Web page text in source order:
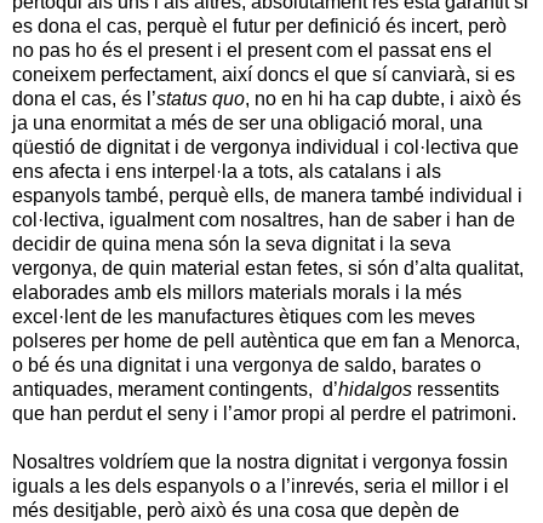
es dona el cas, perquè el futur per definició és incert, però
no pas ho és el present i el present com el passat ens el
coneixem perfectament, així doncs el que sí canviarà, si es
dona el cas, és l’status quo, no en hi ha cap dubte, i això és
ja una enormitat a més de ser una obligació moral, una
qüestió de dignitat i de vergonya individual i col·lectiva que
ens afecta i ens interpel·la a tots, als catalans i als
espanyols també, perquè ells, de manera també individual i
col·lectiva, igualment com nosaltres, han de saber i han de
decidir de quina mena són la seva dignitat i la seva
vergonya, de quin material estan fetes, si són d’alta qualitat,
elaborades amb els millors materials morals i la més
excel·lent de les manufactures ètiques com les meves
polseres per home de pell autèntica que em fan a Menorca,
o bé és una dignitat i una vergonya de saldo, barates o
antiquades, merament contingents, d’hidalgos ressentits
que han perdut el seny i l’amor propi al perdre el patrimoni.
Nosaltres voldríem que la nostra dignitat i vergonya fossin
iguals a les dels espanyols o a l’inrevés, seria el millor i el
més desitjable, però això és una cosa que depèn de